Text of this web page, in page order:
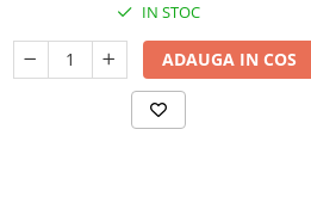
IN STOC
ADAUGA IN COS